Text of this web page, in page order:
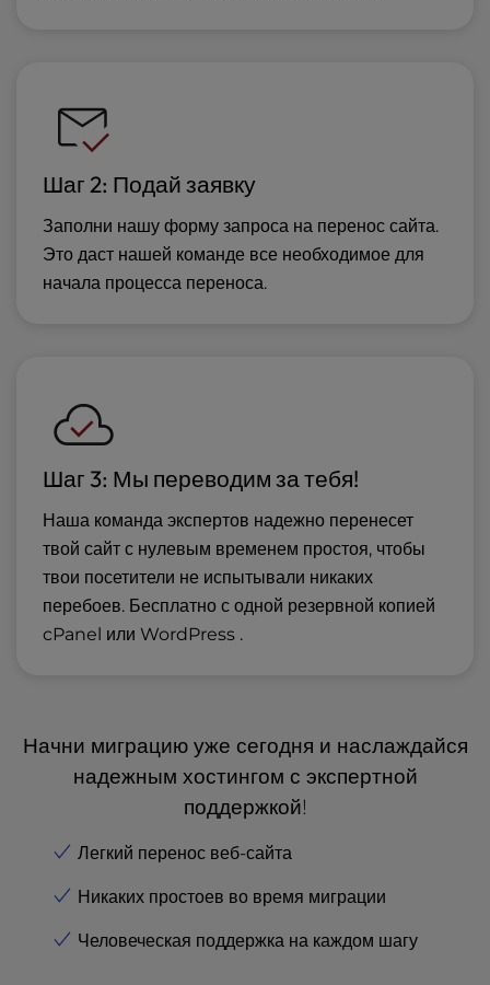
Шаг 2: Подай заявку
Заполни нашу форму запроса на перенос сайта.
Это даст нашей команде все необходимое для
начала процесса переноса.
Шаг 3: Мы переводим за тебя!
Наша команда экспертов надежно перенесет
твой сайт с нулевым временем простоя, чтобы
твои посетители не испытывали никаких
перебоев. Бесплатно с одной резервной копией
cPanel или WordPress .
Начни миграцию уже сегодня и наслаждайся
надежным хостингом с экспертной
поддержкой!
Легкий перенос веб-сайта
Никаких простоев во время миграции
Человеческая поддержка на каждом шагу